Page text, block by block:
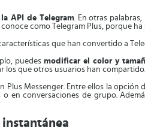
API de Telegram. En otras
como Telegram Plus, porque
que han convertido a
puedesmodificar el color y
los que otros usuarios han compartido.
Plus Messenger. Entre ellos la opción
en conversaciones de grupo.